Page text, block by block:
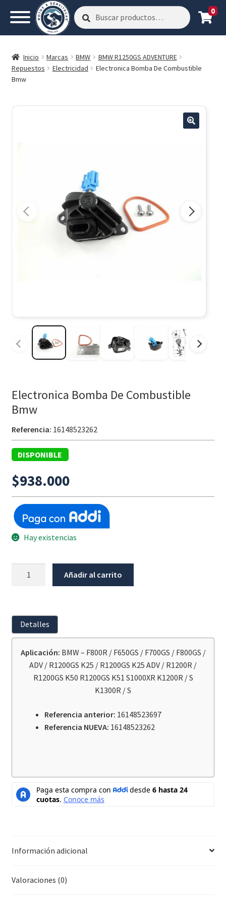
Buscar
por:
Buscar 0
Inicio Marcas BMW
BMW R1250GS ADVENTURE
Repuestos
Electricidad
Electronica Bomba De Combustible
Bmw
Electronica Bomba De Combustible
Bmw
Referencia: 16148523262
DISPONIBLE
$938.000
Hay existencias
Bmw
cantidad
Añadir al carrito
Detalles
Aplicación: BMW – F800R / F650GS / F700GS / F800GS /
ADV / R1200GS K25 / R1200GS K25 ADV / R1200R /
R1200GS K50 R1200GS K51 S1000XR K1200R / S
K1300R / S
Referencia anterior: 16148523697
Referencia NUEVA: 16148523262
Información adicional
Valoraciones (0)